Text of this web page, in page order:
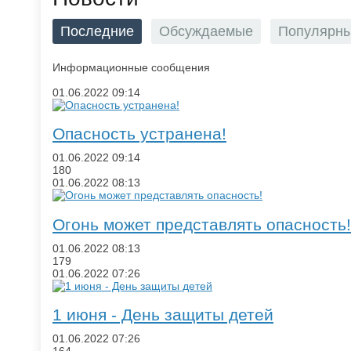
Последние Обсуждаемые
Информационные сообщения
01.06.2022 09:14
Опасность устранена!
01.06.2022 09:14
180
01.06.2022 08:13
Огонь может представлять опасность!
01.06.2022 08:13
179
01.06.2022 07:26
1 июня - День защиты детей
01.06.2022 07:26